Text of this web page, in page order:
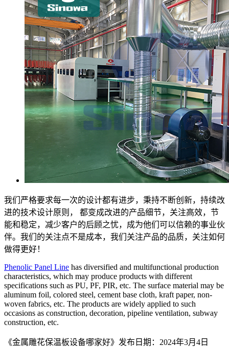
我们严格要求每一次的设计都有进步，秉持不断创新，持续改
进的技术设计原则， 都变成改进的产品细节，关注高效，节
能和稳定，减少客户的后顾之忧，成为他们可以信赖的事业伙
伴。我们的关注点不是成本，我们关注产品的品质，关注如何
做得更好！
Phenolic Panel Line has diversified and multifunctional production
characteristics, which may produce products with different
specifications such as PU, PF, PIR, etc. The surface material may be
aluminum foil, colored steel, cement base cloth, kraft paper, non-
woven fabrics, etc. The products are widely applied to such
occasions as construction, decoration, pipeline ventilation, subway
construction, etc.
《金属雕花保温板设备哪家好》发布日期：2024年3月4日